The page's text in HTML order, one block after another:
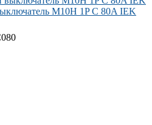
M10H 1P C 80A IEK